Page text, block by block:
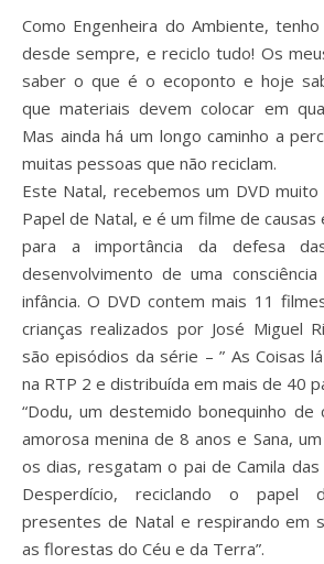
Como Engenheira do Ambiente,
desde sempre, e reciclo tudo! Os
saber o que é o ecoponto e hoje
que materiais devem colocar em
Mas ainda há um longo caminho a
muitas pessoas que não reciclam.
Este Natal, recebemos um DVD muito
Papel de Natal, e é um filme de
para a importância da defesa
desenvolvimento de uma
infância. O DVD contem mais 11
crianças realizados por José Miguel
são episódios da série – ” As Coisas
na RTP 2 e distribuída em mais de 40
“Dodu, um destemido bonequinho de
amorosa menina de 8 anos e Sana,
os dias, resgatam o pai de Camila
Desperdício, reciclando o papel
presentes de Natal e respirando em
as florestas do Céu e da Terra”.